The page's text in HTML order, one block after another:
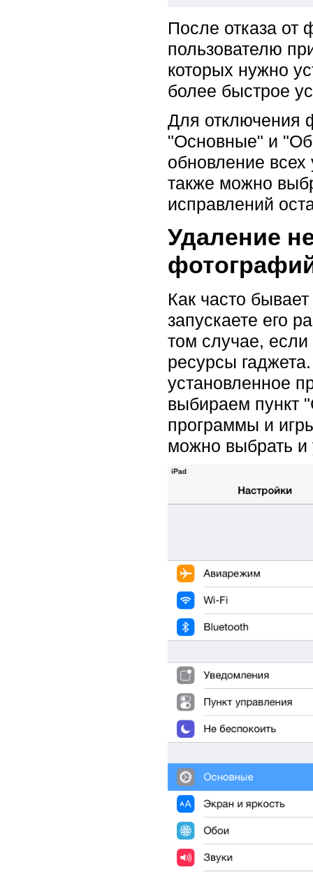
После отказа от
пользователю
которых нужно
более быстрое
Для отключения
"Основные" и
обновление
также можно
исправлений
Удаление
Как часто
запускаете его
том случае,
ресурсы
установленное
выбираем пункт
программы и
можно выбрать